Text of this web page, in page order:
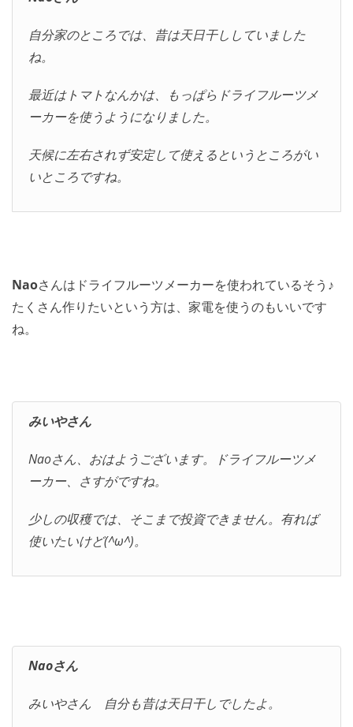
自分家のところでは、昔は天日干ししていました
ね。
最近はトマトなんかは、もっぱらドライフルーツメ
ーカーを使うようになりました。
天候に左右されず安定して使えるというところがい
いところですね。
Naoさんはドライフルーツメーカーを使われているそう♪
たくさん作りたいという方は、家電を使うのもいいです
ね。
みいやさん
Naoさん、おはようございます。ドライフルーツメ
ーカー、さすがですね。
少しの収穫では、そこまで投資できません。有れば
使いたいけど(^ω^)。
Naoさん
みいやさん 自分も昔は天日干しでしたよ。